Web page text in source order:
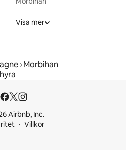
Visa mer
Morbihan
Airbnb, Inc.
Villkor